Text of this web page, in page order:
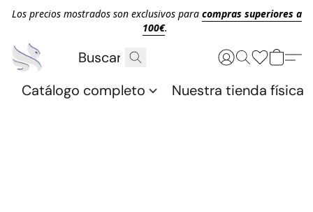
Los precios mostrados son exclusivos para compras superiores a
100€.
Catálogo completo Nuestra tienda física